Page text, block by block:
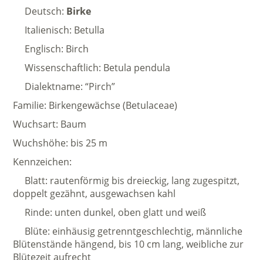
Deutsch: Birke
Italienisch: Betulla
Englisch: Birch
Wissenschaftlich: Betula pendula
Dialektname: “Pirch”
Familie: Birkengewächse (Betulaceae)
Wuchsart: Baum
Wuchshöhe: bis 25 m
Kennzeichen:
Blatt: rautenförmig bis dreieckig, lang zugespitzt,
doppelt gezähnt, ausgewachsen kahl
Rinde: unten dunkel, oben glatt und weiß
Blüte: einhäusig getrenntgeschlechtig, männliche
Blütenstände hängend, bis 10 cm lang, weibliche zur
Blütezeit aufrecht